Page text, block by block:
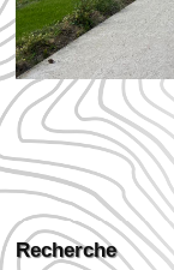
Recherche